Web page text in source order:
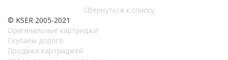
Вернуться к списку
© KSER 2005-2021
Оригинальные картриджи
Скупаем дорого
Продажа картриджей